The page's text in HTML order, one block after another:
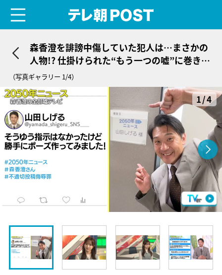
森香澄を誹謗中傷していた犯人は…まさかの
人物!? 仕掛けられた“もう一つの嘘”に巻き起
こる考察
（写真ギャラリー 1/4）
1/4